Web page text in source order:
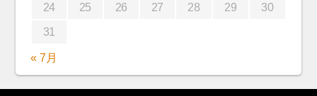
24 25 26 27 28 29 30
31
« 7月